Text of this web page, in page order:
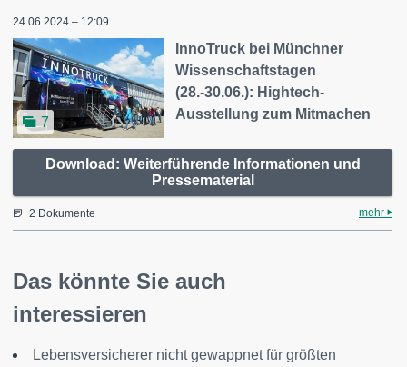
24.06.2024 – 12:09
7
InnoTruck bei Münchner
Wissenschaftstagen
(28.-30.06.): Hightech-
Ausstellung zum Mitmachen
Download: Weiterführende Informationen und
Pressematerial
2 Dokumente mehr
Das könnte Sie auch
interessieren
Lebensversicherer nicht gewappnet für größten